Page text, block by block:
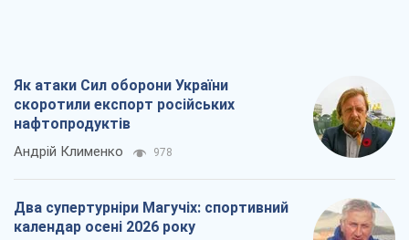
Як атаки Сил оборони України
скоротили експорт російських
нафтопродуктів
Андрій Клименко 978
Два супертурніри Магучіх: спортивний
календар осені 2026 року